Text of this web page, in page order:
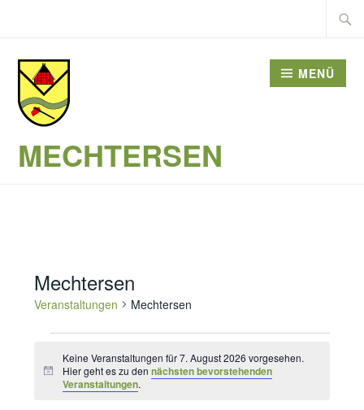
springen
Suche
MECHTERSEN
MENÜ
Mechtersen
Veranstaltungen Mechtersen
Veranstaltungen
für
Hinweis
Keine Veranstaltungen für 7. August 2026 vorgesehen.
Hier geht es zu den nächsten bevorstehenden
Veranstaltungen.